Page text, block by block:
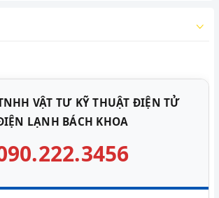
VẬT TƯ KỸ THUẬT ĐIỆN TỬ
LẠNH BÁCH KHOA